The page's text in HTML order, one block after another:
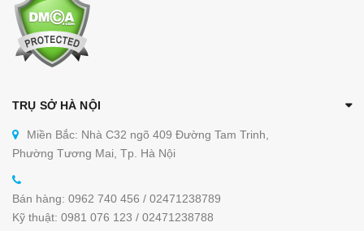
TRỤ SỞ HÀ NỘI
Miền Bắc: Nhà C32 ngõ 409 Đường Tam Trinh,
Phường Tương Mai, Tp. Hà Nội
Bán hàng: 0962 740 456 / 02471238789
Kỹ thuật: 0981 076 123 / 02471238788